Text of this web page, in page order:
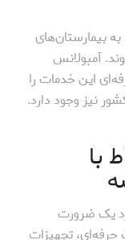
به بیمارستان‌های
آمبولانس
این خدمات را
نیز وجود دارد.
با
یک ضرورت
تجهیزات